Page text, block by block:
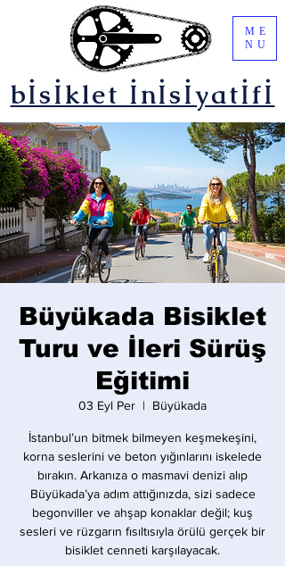
bİsİklet İnİsİyatİfİ
ME
NU
Büyükada Bisiklet
Turu ve İleri Sürüş
Eğitimi
03 Eyl Per
  |
Büyükada
İstanbul’un bitmek bilmeyen keşmekeşini,
korna seslerini ve beton yığınlarını iskelede
bırakın. Arkanıza o masmavi denizi alıp
Büyükada’ya adım attığınızda, sizi sadece
begonviller ve ahşap konaklar değil; kuş
sesleri ve rüzgarın fısıltısıyla örülü gerçek bir
bisiklet cenneti karşılayacak.